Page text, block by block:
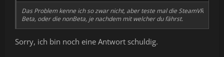
Das Problem kenne ich so zwar nicht, aber teste mal die SteamVR
Beta, oder die nonBeta, je nachdem mit welcher du fährst.
Sorry, ich bin noch eine Antwort schuldig.